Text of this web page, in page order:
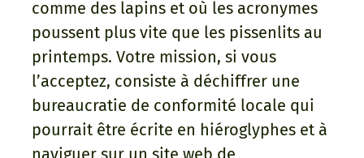
comme des lapins et où les acronymes
poussent plus vite que les pissenlits au
printemps. Votre mission, si vous
l’acceptez, consiste à déchiffrer une
bureaucratie de conformité locale qui
pourrait être écrite en hiéroglyphes et à